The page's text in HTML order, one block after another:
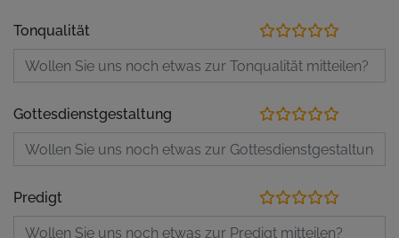
Tonqualität
Gottesdienstgestaltung
Predigt